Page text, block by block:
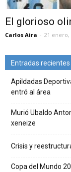
El glorioso
Carlos Aira - 21 enero,
Entradas recientes
Apildadas
entró al área
Murió Ubaldo
xeneize
Crisis y
Copa del Mundo